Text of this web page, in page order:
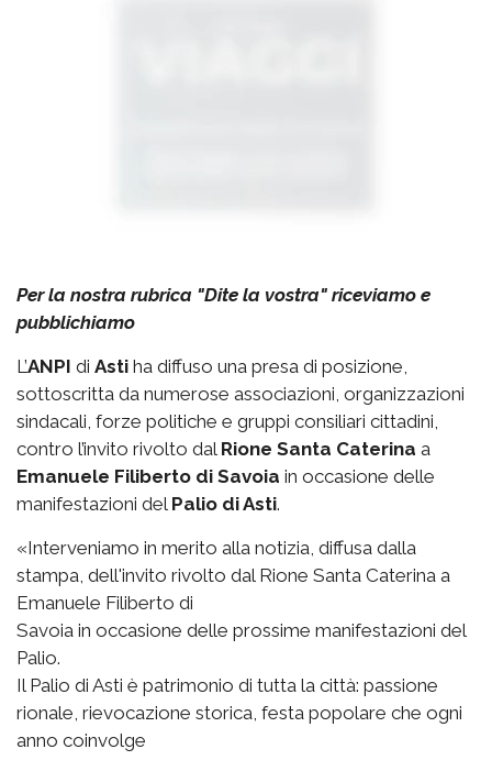
Per la nostra rubrica "Dite la vostra" riceviamo e
pubblichiamo
L’ANPI di Asti ha diffuso una presa di posizione,
sottoscritta da numerose associazioni, organizzazioni
sindacali, forze politiche e gruppi consiliari cittadini,
contro l’invito rivolto dal Rione Santa Caterina a
Emanuele Filiberto di Savoia in occasione delle
manifestazioni del Palio di Asti.
«Interveniamo in merito alla notizia, diffusa dalla
stampa, dell'invito rivolto dal Rione Santa Caterina a
Emanuele Filiberto di
Savoia in occasione delle prossime manifestazioni del
Palio.
Il Palio di Asti è patrimonio di tutta la città: passione
rionale, rievocazione storica, festa popolare che ogni
anno coinvolge